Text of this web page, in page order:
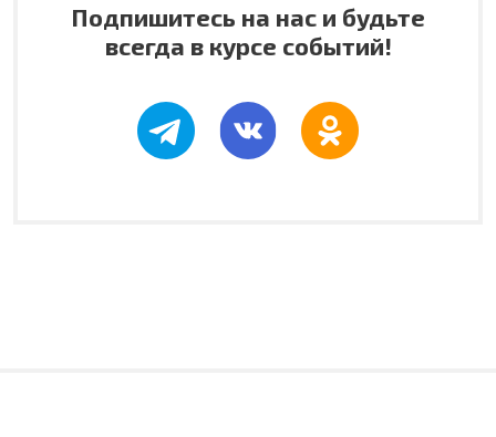
Подпишитесь на нас и будьте
всегда в курсе событий!